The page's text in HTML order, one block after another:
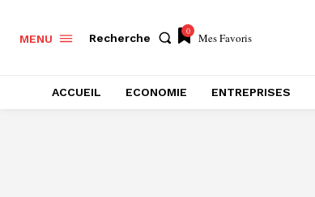
MENU Recherche
0 Mes Favoris
ACCUEIL ECONOMIE ENTREPRISES